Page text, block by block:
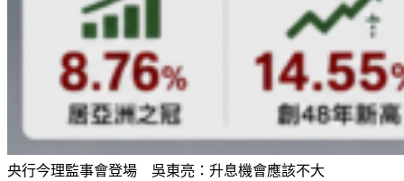
央行今理監事會登場 吳東亮：升息機會應該不大